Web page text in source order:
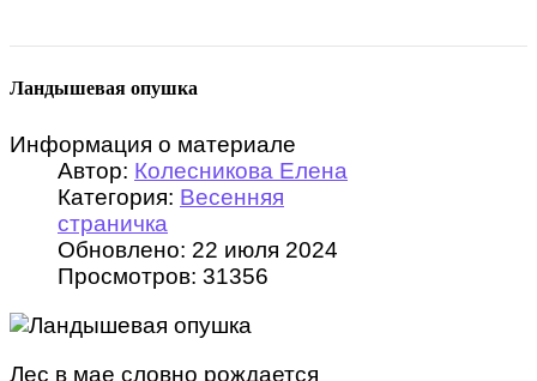
Ландышевая опушка
Информация о материале
Автор: Колесникова Елена
Категория: Весенняя
страничка
Обновлено: 22 июля 2024
Просмотров: 31356
Лес в мае словно рождается